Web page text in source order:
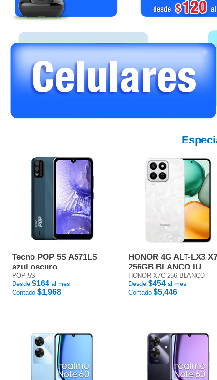
Tecno POP 5S A571LS
azul oscuro
POP 5S
Desde $164 al mes
Contado $1,968
HONOR 4G ALT-LX3
256GB BLANCO IU
HONOR X7C 256 BLANCO
Desde $454 al mes
Contado $5,446